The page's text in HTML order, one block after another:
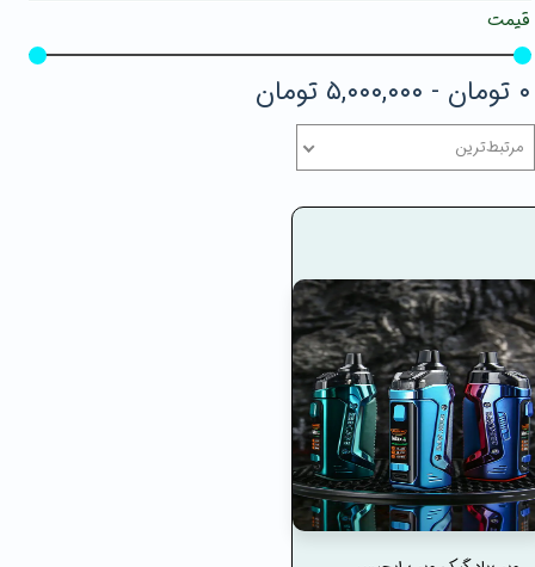
قیمت
۰ تومان - ۵,۰۰۰,۰۰۰ تومان
مرتبط‌ترین